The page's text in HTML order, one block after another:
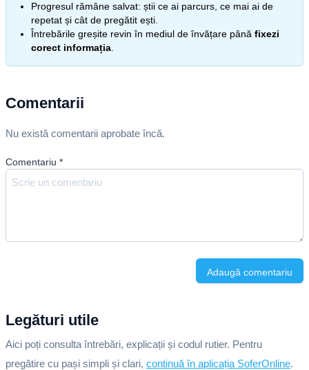
Progresul rămâne salvat: știi ce ai parcurs, ce mai ai de
repetat și cât de pregătit ești.
Întrebările greșite revin în mediul de învățare până fixezi
corect informația
Comentarii
Nu există comentarii aprobate încă.
Comentariu *
Adaugă comentariu
Legături utile
Aici poți consulta întrebări, explicații și codul rutier. Pentru
pregătire cu pași simpli și clari, continuă în aplicația SoferOnline.